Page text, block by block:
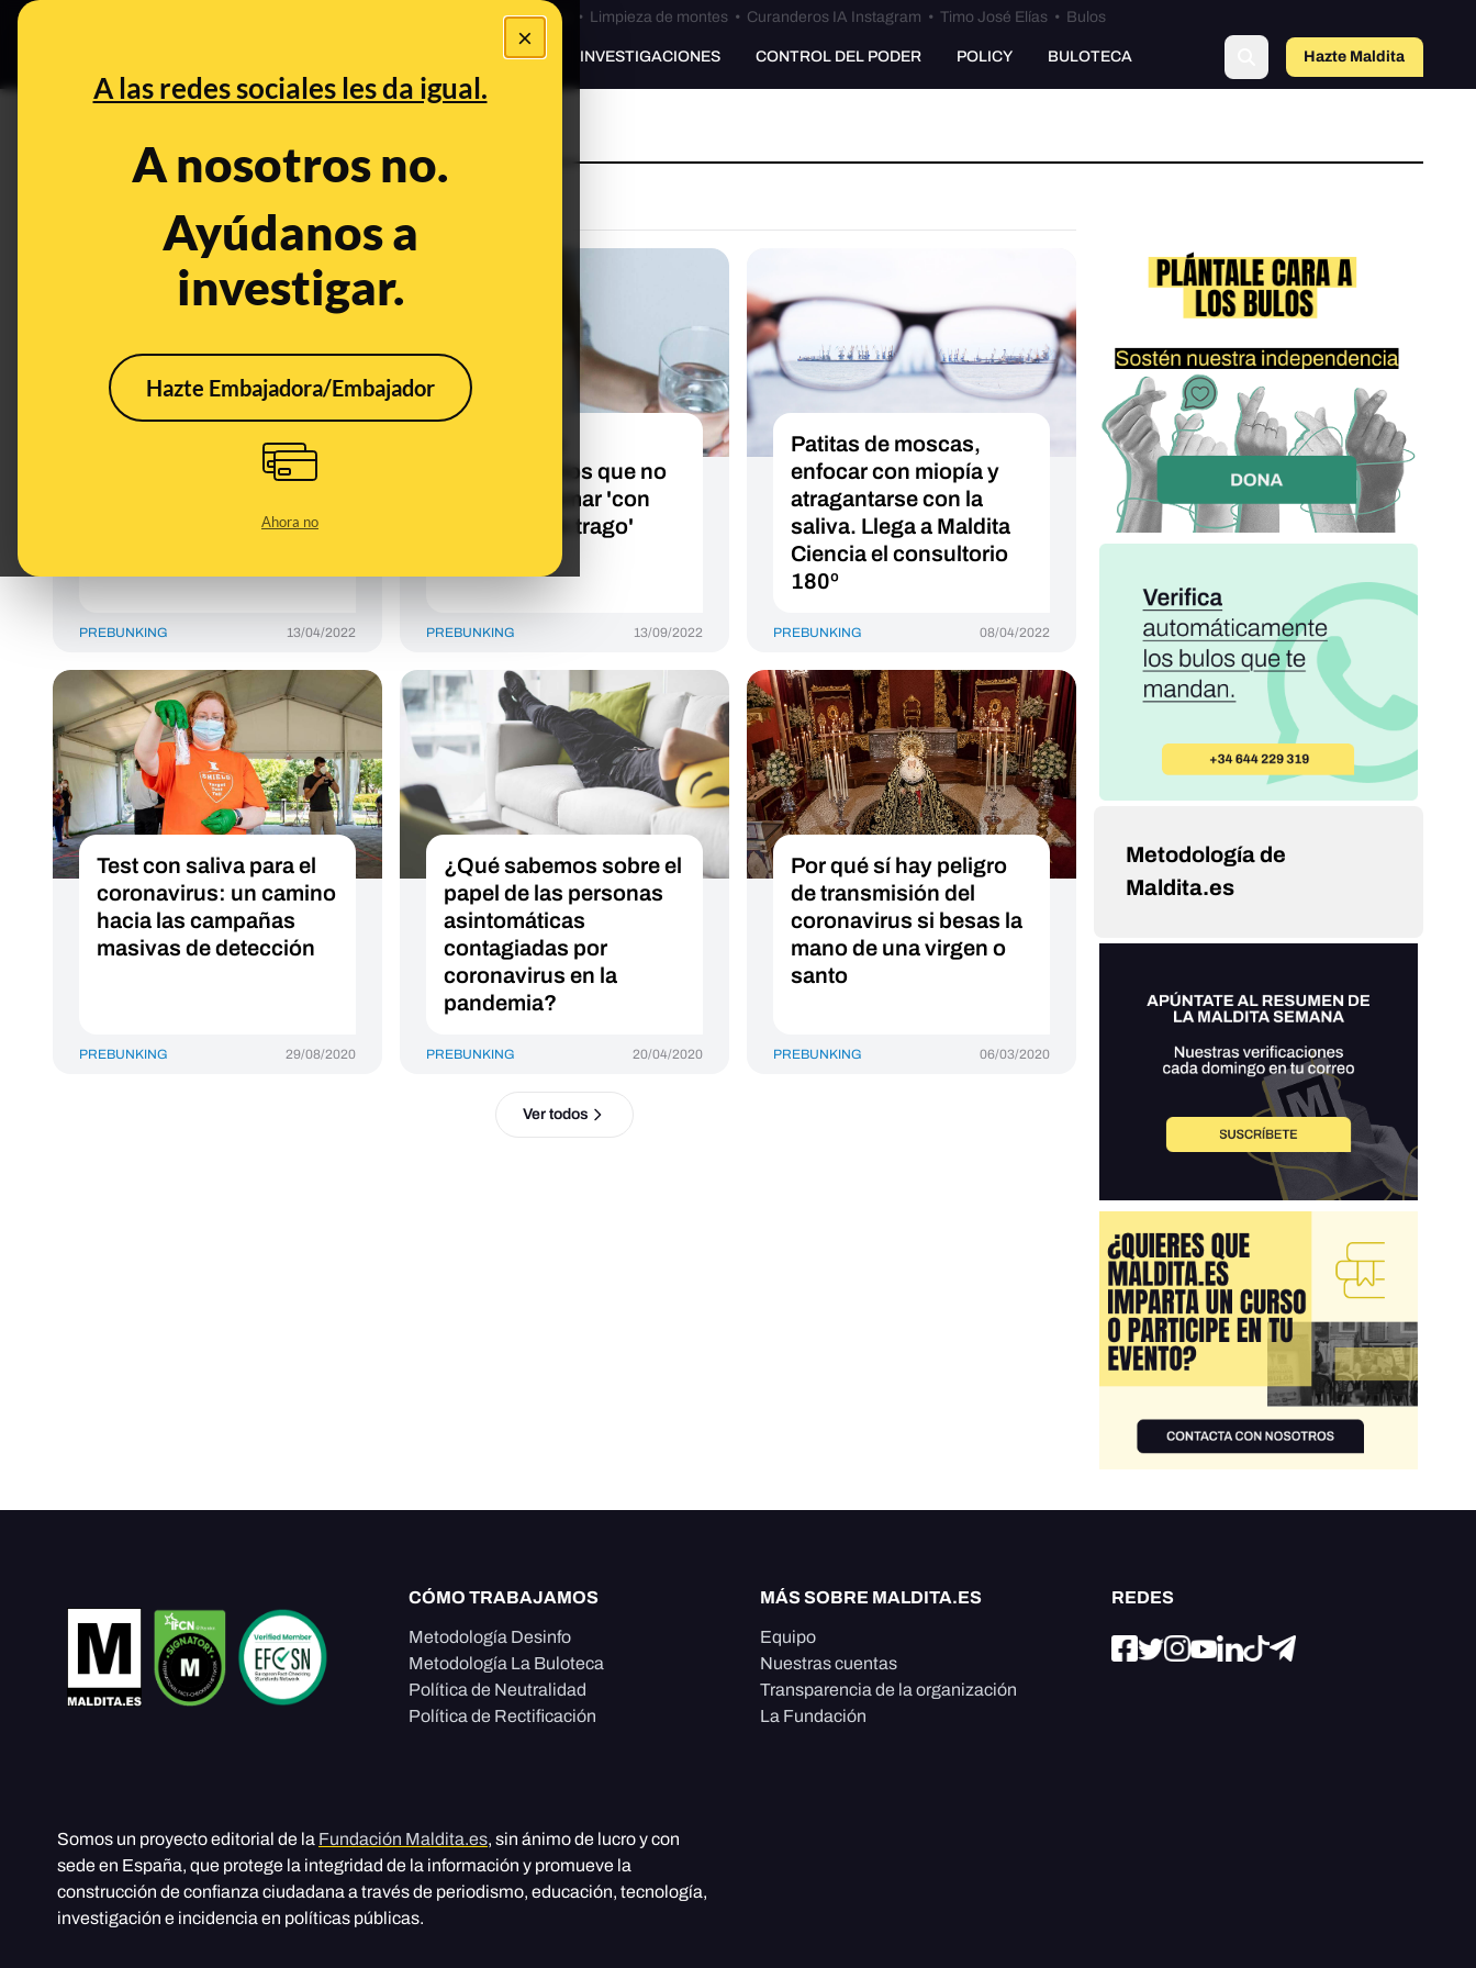
×
A las redes sociales les da igual.
A nosotros no.
Ayúdanos a
investigar.
Hazte Embajadora/Embajador
Ahora no
Bulos Ceuta • Limpieza de montes• Curanderos IA Instagram • Timo José Elías• Bulos
PREBUNKING INVESTIGACIONES CONTROL DEL PODER POLICY BULOTECA Hazte Maldita
¿Por qué hay veces en
nuestra propia saliva?
PREBUNKING 13/04/2022
medicamentos que no
podemos tomar 'con
agua y de un trago'
PREBUNKING 13/09/2022
Patitas de moscas,
enfocar con miopía y
atragantarse con la
saliva. Llega a Maldita
Ciencia el consultorio
180º
PREBUNKING 08/04/2022
Test con saliva para el
coronavirus: un camino
hacia las campañas
masivas de detección
PREBUNKING 29/08/2020
¿Qué sabemos sobre el
papel de las personas
asintomáticas
contagiadas por
coronavirus en la
pandemia?
PREBUNKING 20/04/2020
Por qué sí hay peligro
de transmisión del
coronavirus si besas la
mano de una virgen o
santo
PREBUNKING 06/03/2020
Ver todos
Metodología de
Maldita.es
CÓMO TRABAJAMOS
Metodología Desinfo
Metodología La Buloteca
Política de Neutralidad
Política de Rectificación
MÁS SOBRE MALDITA.ES
Equipo
Nuestras cuentas
Transparencia de la organización
La Fundación
REDES
Somos un proyecto editorial de la Fundación Maldita.es, sin ánimo de lucro y con
sede en España, que protege la integridad de la información y promueve la
construcción de confianza ciudadana a través de periodismo, educación, tecnología,
investigación e incidencia en políticas públicas.